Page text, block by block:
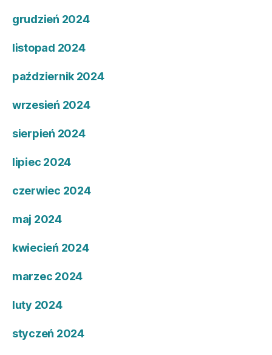
grudzień 2024
listopad 2024
październik 2024
wrzesień 2024
sierpień 2024
lipiec 2024
czerwiec 2024
maj 2024
kwiecień 2024
marzec 2024
luty 2024
styczeń 2024